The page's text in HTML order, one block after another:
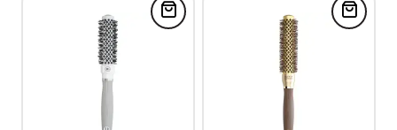
Voeg EXPERT BLOWOUTVoeg